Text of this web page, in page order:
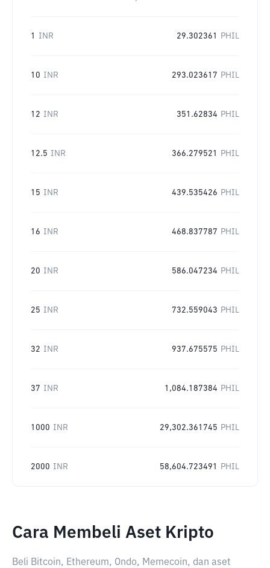
1 INR 29.302361 PHIL
10 INR 293.023617 PHIL
12 INR 351.62834 PHIL
12.5 INR 366.279521 PHIL
15 INR 439.535426 PHIL
16 INR 468.837787 PHIL
20 INR 586.047234 PHIL
25 INR 732.559043 PHIL
32 INR 937.675575 PHIL
37 INR 1,084.187384 PHIL
1000 INR 29,302.361745 PHIL
2000 INR 58,604.723491 PHIL
Cara Membeli Aset Kripto
Beli Bitcoin, Ethereum, Ondo, Memecoin, dan aset